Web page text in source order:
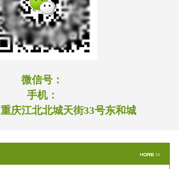
微信号：
手机：
重庆江北北城天街33号东和城